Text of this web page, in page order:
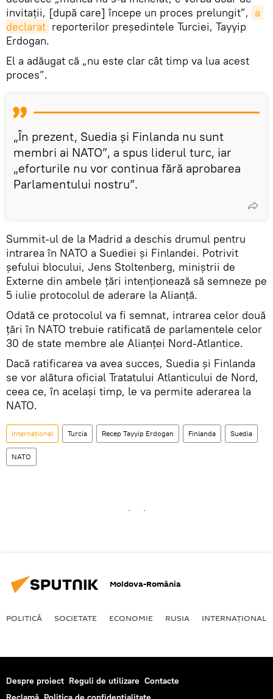
invitații, [după care] începe un proces prelungit”, a
declarat reporterilor președintele Turciei, Tayyip
Erdogan.
El a adăugat că „nu este clar cât timp va lua acest
proces”.
„În prezent, Suedia și Finlanda nu sunt
membri ai NATO”, a spus liderul turc, iar
„eforturile nu vor continua fără aprobarea
Parlamentului nostru”.
Summit-ul de la Madrid a deschis drumul pentru
intrarea în NATO a Suediei și Finlandei. Potrivit
șefului blocului, Jens Stoltenberg, miniștrii de
Externe din ambele țări intenționează să semneze pe
5 iulie protocolul de aderare la Alianță.
Odată ce protocolul va fi semnat, intrarea celor două
ţări în NATO trebuie ratificată de parlamentele celor
30 de state membre ale Alianței Nord-Atlantice.
Dacă ratificarea va avea succes, Suedia și Finlanda
se vor alătura oficial Tratatului Atlanticului de Nord,
ceea ce, în acelaşi timp, le va permite aderarea la
NATO.
Internaţional Turcia Recep Tayyip Erdogan Finlanda Suedia
NATO
Moldova-România
POLITICĂ SOCIETATE ECONOMIE RUSIA INTERNAŢIONAL
Despre proiect Reguli de utilizare Contacte